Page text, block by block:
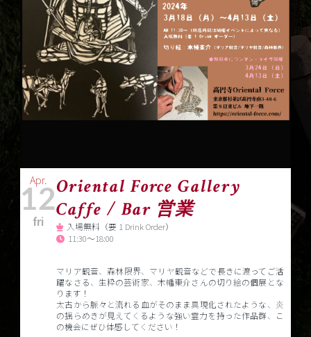
Apr.
12
fri
Oriental Force Gallery
Caffe / Bar 営業
入場無料（要 1 Drink Order）
11:30～18:00
マリア観音、森林限界、マリヤ観音などで長きに渡ってご活
躍なさる、生粋の芸術家、木幡東介さんの切り絵の個展とな
ります！
太古から脈々と流れる血がそのまま具現化されたような、炎
の揺らめきが見えてくるような強い霊力を持った作品群、こ
の機会にぜひ体感してください！